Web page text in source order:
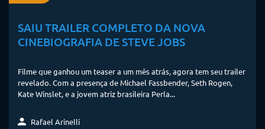
SAIU TRAILER COMPLETO DA NOVA
CINEBIOGRAFIA DE STEVE JOBS
Filme que ganhou um teaser a um mês atrás, agora tem seu trailer
revelado. Com a presença de Michael Fassbender, Seth Rogen,
Kate Winslet, e a jovem atriz brasileira Perla...
Rafael Arinelli